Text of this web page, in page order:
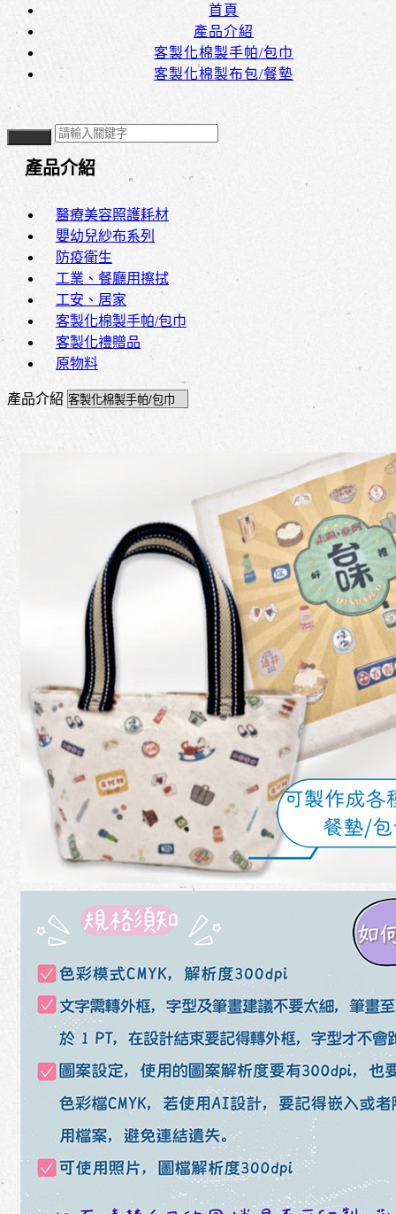
首頁
產品介紹
客製化棉製手帕/包巾
客製化棉製布包/餐墊
產品介紹
醫療美容照護耗材
嬰幼兒紗布系列
防疫衛生
工業、餐廳用擦拭
工安、居家
客製化棉製手帕/包巾
客製化禮贈品
原物料
產品介紹